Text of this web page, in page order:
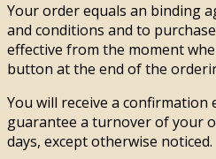
Your order equals an binding
and conditions and to
effective from the moment
button at the end of the
You will receive a confirmation
guarantee a turnover of your
days, except otherwise noticed.